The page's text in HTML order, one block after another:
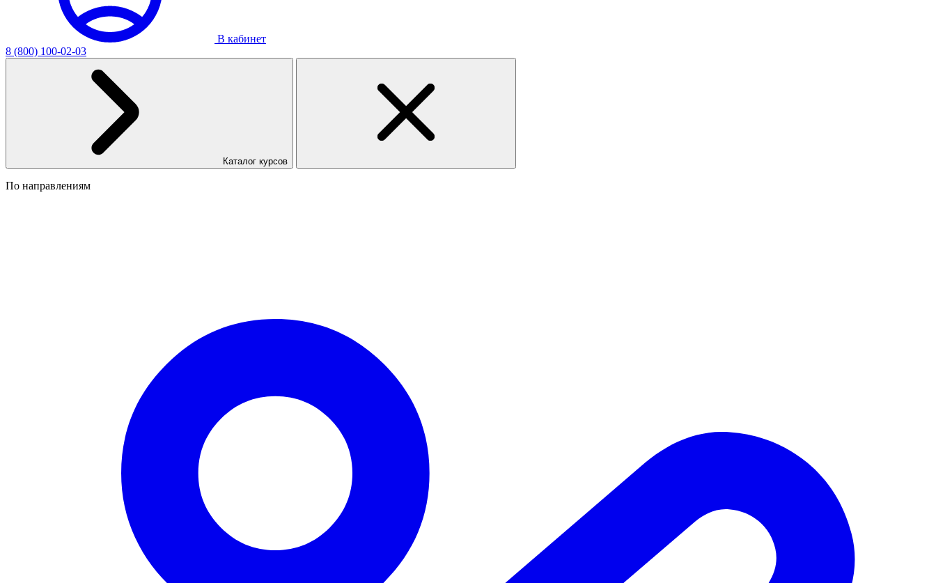
В кабинет
8 (800) 100-02-03
Каталог курсов
По направлениям